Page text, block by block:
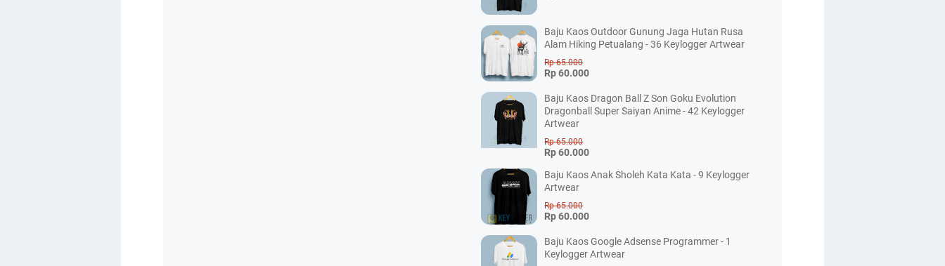
Baju Kaos Outdoor Gunung Jaga Hutan Rusa
Alam Hiking Petualang - 36 Keylogger Artwear
Rp 65.000
Rp 60.000
Baju Kaos Dragon Ball Z Son Goku Evolution
Dragonball Super Saiyan Anime - 42 Keylogger
Artwear
Rp 65.000
Rp 60.000
Baju Kaos Anak Sholeh Kata Kata - 9 Keylogger
Artwear
Rp 65.000
Rp 60.000
Baju Kaos Google Adsense Programmer - 1
Keylogger Artwear